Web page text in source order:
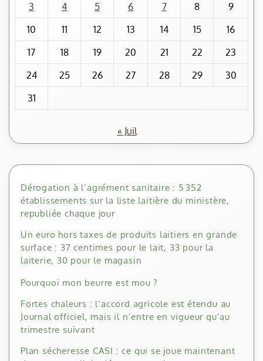
3
4 5 6 7 8
9
10
11 12 13 14 15
16
17
18 19 20 21 22
23
24
25 26 27 28 29
30
31
« Juil
Dérogation à l’agrément sanitaire : 5 352
établissements sur la liste laitière du ministère,
republiée chaque jour
Un euro hors taxes de produits laitiers en grande
surface : 37 centimes pour le lait, 33 pour la
laiterie, 30 pour le magasin
Pourquoi mon beurre est mou ?
Fortes chaleurs : l’accord agricole est étendu au
Journal officiel, mais il n’entre en vigueur qu’au
trimestre suivant
Plan sécheresse CASI : ce qui se joue maintenant